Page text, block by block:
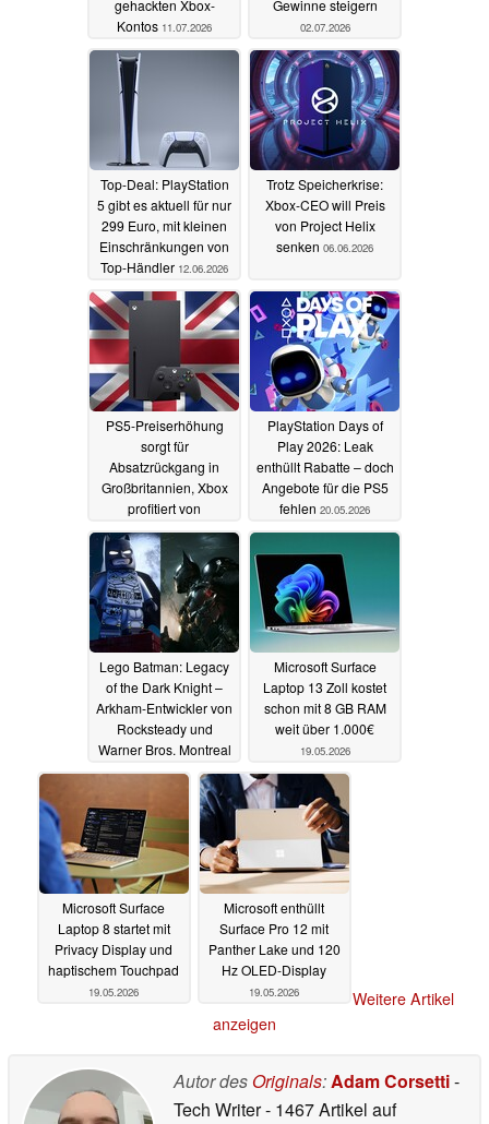
gehackten Xbox-
Kontos 11.07.2026
Gewinne steigern
02.07.2026
Top-Deal: PlayStation
5 gibt es aktuell für nur
299 Euro, mit kleinen
Einschränkungen von
Top-Händler 12.06.2026
Trotz Speicherkrise:
Xbox-CEO will Preis
von Project Helix
senken 06.06.2026
PS5-Preiserhöhung
sorgt für
Absatzrückgang in
Großbritannien, Xbox
profitiert von
Exklusivspiel05.06.2026
PlayStation Days of
Play 2026: Leak
enthüllt Rabatte – doch
Angebote für die PS5
fehlen 20.05.2026
Lego Batman: Legacy
of the Dark Knight –
Arkham-Entwickler von
Rocksteady und
Warner Bros. Montreal
halfen heimlich mit
Microsoft Surface
Laptop 13 Zoll kostet
schon mit 8 GB RAM
weit über 1.000€
19.05.2026
Microsoft Surface
Laptop 8 startet mit
Privacy Display und
haptischem Touchpad
19.05.2026
Microsoft enthüllt
Surface Pro 12 mit
Panther Lake und 120
Hz OLED-Display
19.05.2026
Weitere Artikel
anzeigen
Autor des Originals:Adam Corsetti-
Tech Writer- 1467 Artikel auf